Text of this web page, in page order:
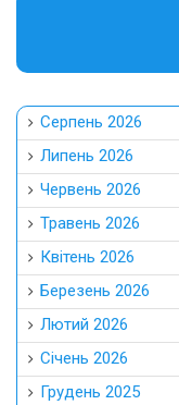
Грудень 2025
Листопад 2025
Жовтень 2025
Вересень 2025
Серпень 2025
Липень 2025
Червень 2025
Травень 2025
Квітень 2025